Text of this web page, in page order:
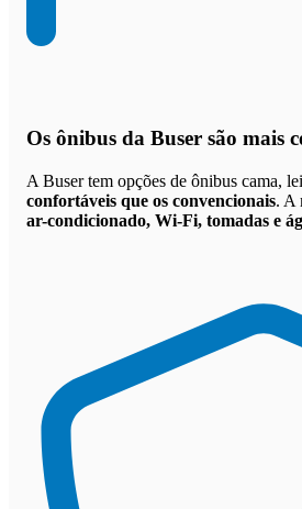
Os ônibus da Buser são mais
A Buser tem opções de ônibus cama,
confortáveis que os convencionais. A
ar-condicionado, Wi-Fi, tomadas e